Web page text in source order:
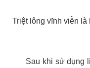
Triệt lông vĩnh viễn
Sau khi sử dụng